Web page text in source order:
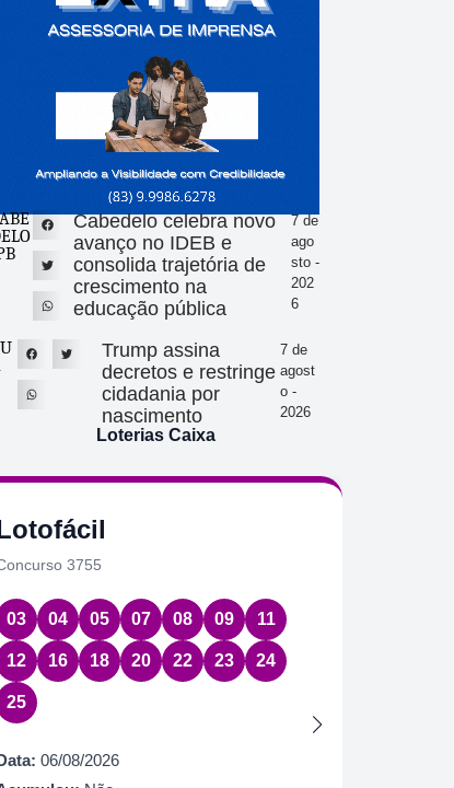
Cabedelo celebra novo
avanço no IDEB e
consolida trajetória de
crescimento na
educação pública
7 de
ago
sto -
202
6
Trump assina
decretos e restringe
cidadania por
nascimento
7 de
agost
o -
2026
Loterias Caixa
3755
03 04 05 07 08 09 11
12 16 18 20 22 23 24
25
06/08/2026